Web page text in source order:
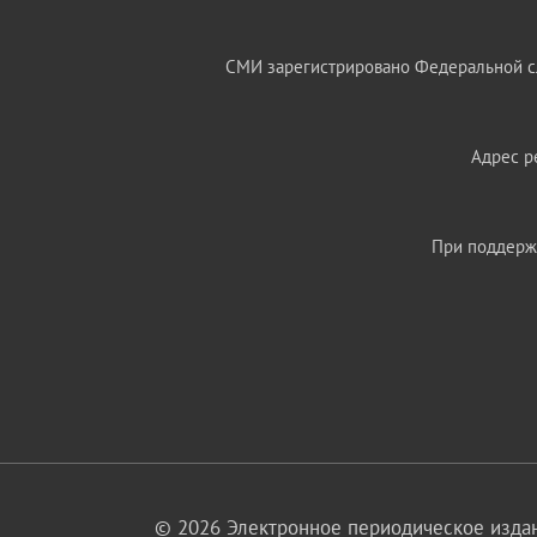
СМИ зарегистрировано Федеральной
Адрес
При
© 2026 Электронное периодическое